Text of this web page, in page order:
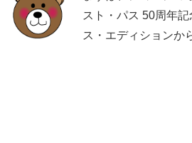
スト・パス 50周年
ス・エディションか